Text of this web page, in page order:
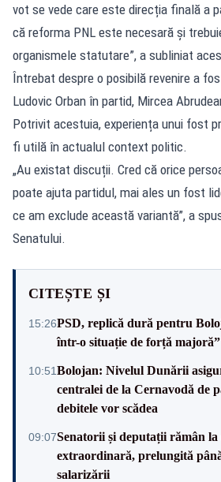
vot se vede care este direcția finală a
că reforma PNL este necesară și
organismele statutare”, a subliniat
Întrebat despre o posibilă revenire a
Ludovic Orban în partid, Mircea
Potrivit acestuia, experiența unui fost
fi utilă în actualul context politic.
„Au existat discuții. Cred că orice
poate ajuta partidul, mai ales un fost
ce am exclude această variantă”, a
Senatului.
CITEȘTE ȘI
15:26PSD, replică dură pentru
într-o situație de forță majoră”
10:51Bolojan: Nivelul Dunării
centralei de la Cernavodă de
debitele vor scădea
09:07Senatorii și deputații rămân la
extraordinară, prelungită
salarizării